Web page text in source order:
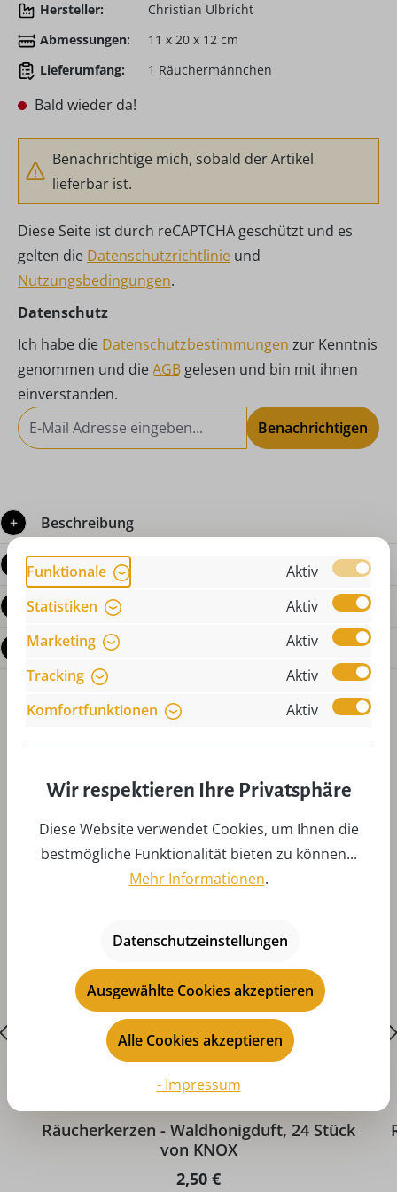
Hersteller:
Christian Ulbricht
Abmessungen:
11 x 20 x 12 cm
Lieferumfang:
1 Räuchermännchen
Bald wieder da!
Benachrichtige mich, sobald der Artikel
lieferbar ist.
Diese Seite ist durch reCAPTCHA geschützt und es
gelten die Datenschutzrichtlinie und
Nutzungsbedingungen.
Datenschutz
Ich habe die Datenschutzbestimmungen zur Kenntnis
genommen und die AGB gelesen und bin mit ihnen
einverstanden.
Benachrichtigen
Beschreibung
Produktdetails
Bewertungen
Fragen zum Produkt
Produktgalerie überspringen
Zubehör
Durchschnittliche Bewertung von 5 von 5 Sternen
Räucherkerzen - Waldhonigduft, 24 Stück
von KNOX
Regulärer Preis:
2,50 €
Funktionale
Aktiv
Statistiken
Aktiv
Marketing
Aktiv
Tracking
Aktiv
Komfortfunktionen
Aktiv
Wir respektieren Ihre Privatsphäre
Diese Website verwendet Cookies, um Ihnen die
bestmögliche Funktionalität bieten zu können...
Mehr Informationen.
Datenschutzeinstellungen
Ausgewählte Cookies akzeptieren
Alle Cookies akzeptieren
- Impressum